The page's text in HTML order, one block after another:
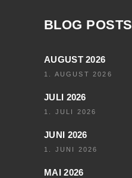
BLOG POSTS
AUGUST 2026
1. AUGUST 2026
JULI 2026
1. JULI 2026
JUNI 2026
1. JUNI 2026
MAI 2026